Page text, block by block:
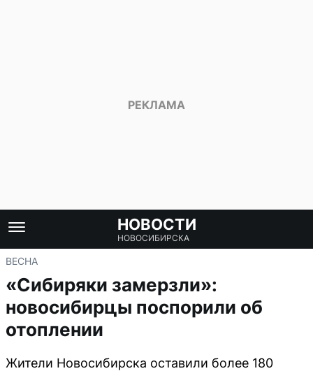
НОВОСТИ
НОВОСИБИРСКА
ВЕСНА
«Сибиряки замерзли»:
новосибирцы поспорили об
отоплении
Жители Новосибирска оставили более 180